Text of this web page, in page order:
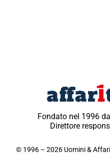
Fondato nel 1996
Direttore
© 1996 – 2026 Uomini &